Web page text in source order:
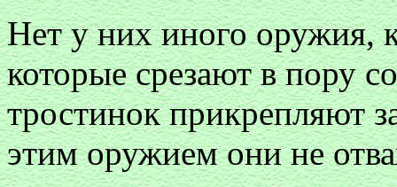
Нет у них иного оружия,
которые срезают в пору
тростинок прикрепляют
этим оружием они не